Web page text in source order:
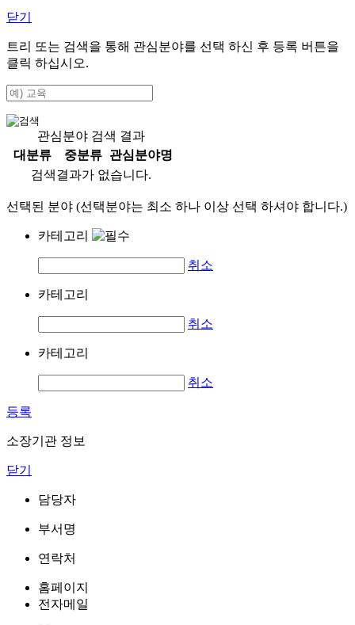
닫기
트리 또는 검색을 통해 관심분야를 선택 하신 후 등록 버튼을
클릭 하십시오.
관심분야 검색 결과
대분류
중분류
관심분야명
검색결과가 없습니다.
선택된 분야 (선택분야는 최소 하나 이상 선택 하셔야 합니다.)
카테고리
취소
카테고리
취소
카테고리
취소
등록
소장기관 정보
닫기
담당자
부서명
연락처
홈페이지
전자메일